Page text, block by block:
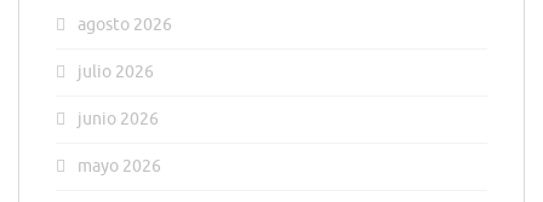
agosto 2026
julio 2026
junio 2026
mayo 2026